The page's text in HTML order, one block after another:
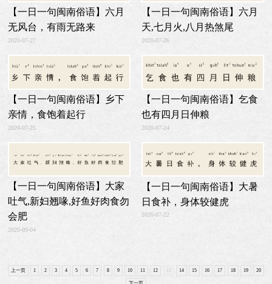
【一日一句闽南俗语】六月
无风台，有雨无路来
2020-07-27
【一日一句闽南俗语】六月
天,七月火,八月热煞尾
2020-07-26
【一日一句闽南俗语】乡下
亲情，食饱着起行
2020-07-25
【一日一句闽南俗语】乞食
也有四月日伸粮
2020-07-24
【一日一句闽南俗语】大家
吐气,新妇翘喙,好鱼好肉食勿
会肥
2020-09-04
【一日一句闽南俗语】大暑
日食补，身体较健虎
2020-07-22
上一页 1 2 3 4 5 6 7 8 9 10 11 12 14 15 16 17 18 19 20